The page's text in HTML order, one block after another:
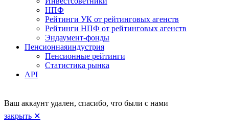
НПФ
Рейтинги УК от рейтинговых агенств
Рейтинги НПФ от рейтинговых агенств
Эндаумент-фонды
Пенсионнаяиндустрия
Пенсионные рейтинги
Статистика рынка
API
Ваш аккаунт удален, спасибо, что были с нами
закрыть ✕